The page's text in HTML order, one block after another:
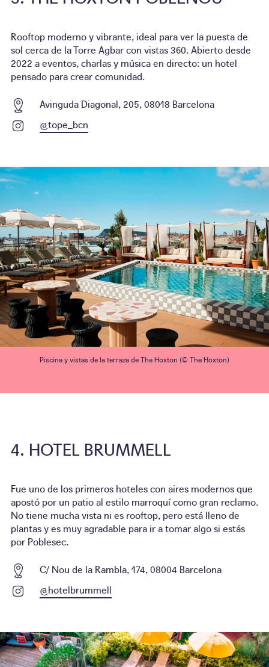
Rooftop moderno y vibrante, ideal para ver la puesta de
sol cerca de la Torre Agbar con vistas 360. Abierto desde
2022 a eventos, charlas y música en directo: un hotel
pensado para crear comunidad.
Avinguda Diagonal, 205, 08018 Barcelona
@tope_bcn
Piscina y vistas de la terraza de The Hoxton (© The Hoxton)
HOTEL BRUMMELL
Fue uno de los primeros hoteles con aires modernos que
apostó por un patio al estilo marroquí como gran reclamo.
No tiene mucha vista ni es rooftop, pero está lleno de
plantas y es muy agradable para ir a tomar algo si estás
por Poblesec.
C/ Nou de la Rambla, 174, 08004 Barcelona
@hotelbrummell